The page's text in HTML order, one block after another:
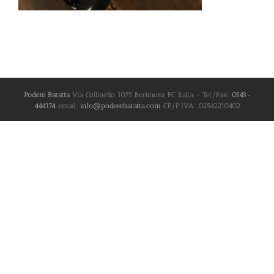
Podere Baratta Via Collinello 1075 Bertinoro, FC Italia - Tel/Fax: 0543-
444174email: info@poderebaratta.com CF/P.IVA: 02542210402